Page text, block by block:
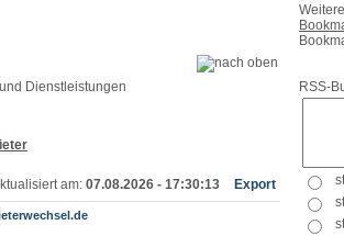
Dienstleistungen
am: 07.08.2026 - 17:30:13 Export
RSS-